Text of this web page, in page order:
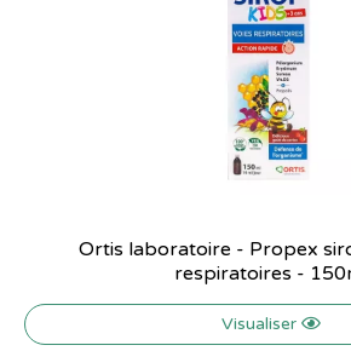
Ortis laboratoire - Propex
respiratoires -
Visualiser